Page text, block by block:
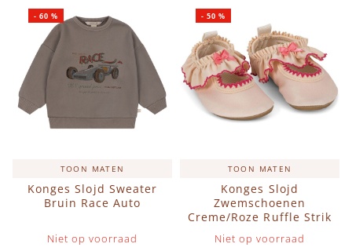
TOON MATEN
Konges Slojd Sweater
Bruin Race Auto
Niet op voorraad
-60 %
TOON MATEN
Konges Slojd
Zwemschoenen
Creme/Roze Ruffle Strik
Niet op voorraad
-50 %